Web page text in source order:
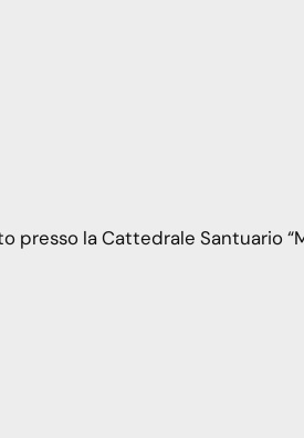
presso la Cattedrale Santuario